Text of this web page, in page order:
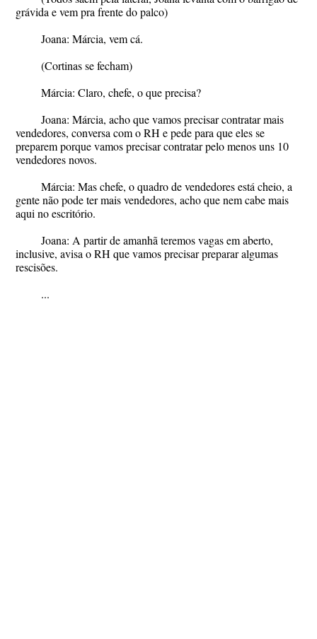
grávida e vem pra frente do palco)
Joana: Márcia, vem cá.
(Cortinas se fecham)
Márcia: Claro, chefe, o que precisa?
Joana: Márcia, acho que vamos precisar contratar mais
vendedores, conversa com o RH e pede para que eles se
preparem porque vamos precisar contratar pelo menos uns 10
vendedores novos.
Márcia: Mas chefe, o quadro de vendedores está cheio, a
gente não pode ter mais vendedores, acho que nem cabe mais
aqui no escritório.
Joana: A partir de amanhã teremos vagas em aberto,
inclusive, avisa o RH que vamos precisar preparar algumas
rescisões.
...